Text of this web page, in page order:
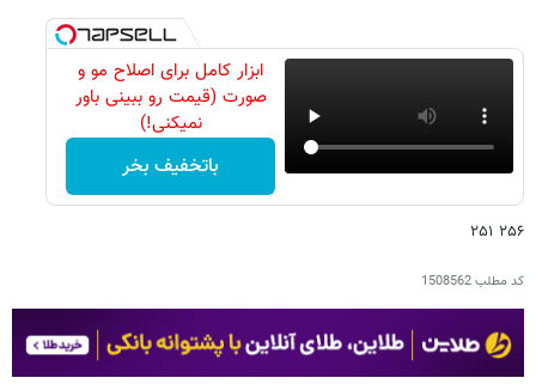
ابزار کامل برای اصلاح مو و
صورت (قیمت رو ببینی باور
نمیکنی!)
باتخفیف بخر
۲۵۶ ۲۵۱
کد مطلب1508562